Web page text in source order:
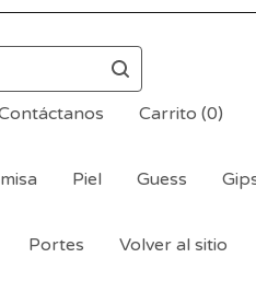
Carrito (0)
Piel Guess
Portes Volver al sitio